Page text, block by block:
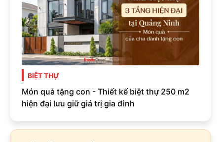
BIỆT THỰ
Món quà tặng con - Thiết kế biệt thự 250 m2
hiện đại lưu giữ giá trị gia đình